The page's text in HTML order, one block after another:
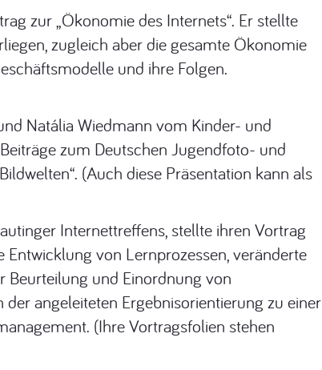
zur „Ökonomie des Internets“. Er stellte
zugleich aber die gesamte Ökonomie
und ihre Folgen.
Natália Wiedmann vom Kinder- und
zum Deutschen Jugendfoto- und
(Auch diese Präsentation kann als
Internettreffens, stellte ihren Vortrag
Entwicklung von Lernprozessen, veränderte
Beurteilung und Einordnung von
angeleiteten Ergebnisorientierung zu einer
(Ihre Vortragsfolien stehen